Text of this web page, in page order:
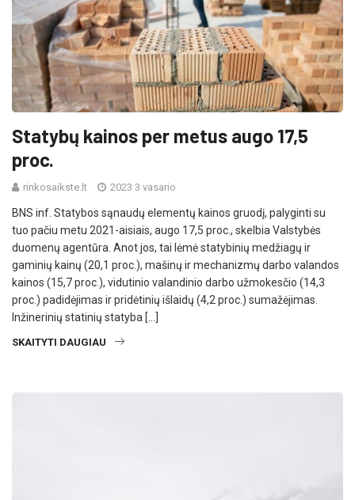
Statybų kainos per metus augo 17,5
proc.
rinkosaikste.lt 2023 3 vasario
BNS inf. Statybos sąnaudų elementų kainos gruodį, palyginti su
tuo pačiu metu 2021-aisiais, augo 17,5 proc., skelbia Valstybės
duomenų agentūra. Anot jos, tai lėmė statybinių medžiagų ir
gaminių kainų (20,1 proc.), mašinų ir mechanizmų darbo valandos
kainos (15,7 proc.), vidutinio valandinio darbo užmokesčio (14,3
proc.) padidėjimas ir pridėtinių išlaidų (4,2 proc.) sumažėjimas.
Inžinerinių statinių statyba […]
SKAITYTI DAUGIAU